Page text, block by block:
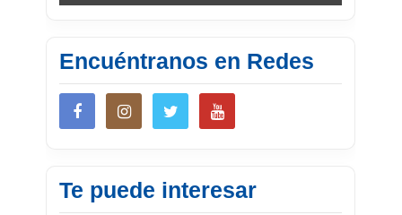
Encuéntranos en Redes
Te puede interesar